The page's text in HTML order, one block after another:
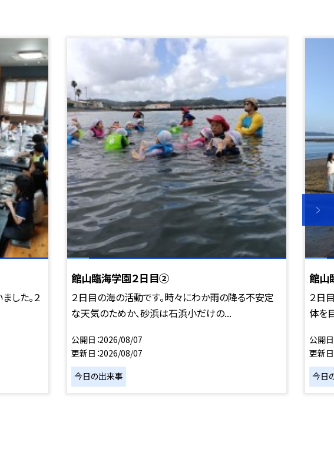
した。２
館山臨海学園２日目②
２日目の海の活動です。時々にわか雨の降る不安定
な天気のためか、砂浜は石浜小だけの...
公開日 2026/08/07
更新日 2026/08/07
今日の出来事
館山
２日
体を
公開日
更新日
今日